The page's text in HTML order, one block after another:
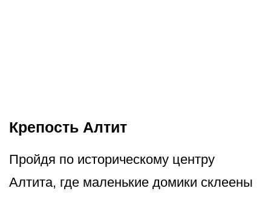
Крепость Алтит
Пройдя по историческому центру
Алтита, где маленькие домики склеены